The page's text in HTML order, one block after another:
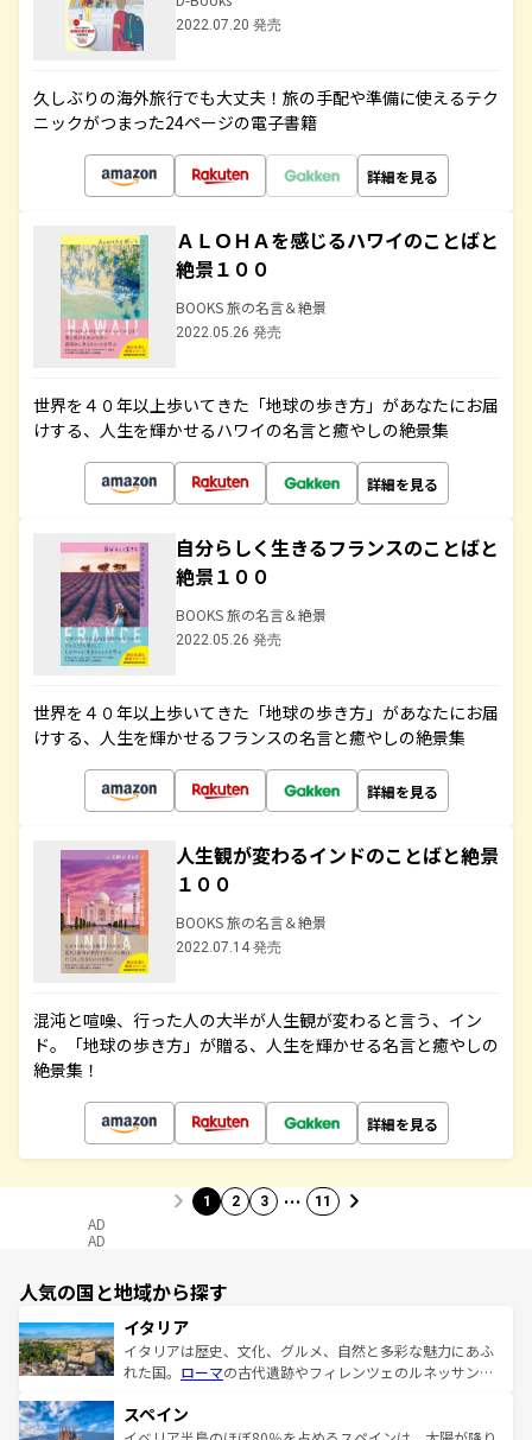
2022.07.20 発売
久しぶりの海外旅行でも大丈夫！旅の手配や準備に使えるテク
ニックがつまった24ページの電子書籍
詳細を見る
ＡＬＯＨＡを感じるハワイのことばと
絶景１００
BOOKS 旅の名言＆絶景
2022.05.26 発売
世界を４０年以上歩いてきた「地球の歩き方」があなたにお届
けする、人生を輝かせるハワイの名言と癒やしの絶景集
詳細を見る
自分らしく生きるフランスのことばと
絶景１００
BOOKS 旅の名言＆絶景
2022.05.26 発売
世界を４０年以上歩いてきた「地球の歩き方」があなたにお届
けする、人生を輝かせるフランスの名言と癒やしの絶景集
詳細を見る
人生観が変わるインドのことばと絶景
１００
BOOKS 旅の名言＆絶景
2022.07.14 発売
混沌と喧噪、行った人の大半が人生観が変わると言う、イン
ド。「地球の歩き方」が贈る、人生を輝かせる名言と癒やしの
絶景集！
詳細を見る
1 2 3 … 11
AD
AD
人気の国と地域から探す
イタリア
イタリアは歴史、文化、グルメ、自然と多彩な魅力にあふ
れた国。 ローマの古代遺跡やフィレンツェのルネッサンス
ろん、トスカーナの美しい田園風景やアマルフィ海岸の絶
景など、自然景観も見逃せない。観光の合間には、本場の
スペイン